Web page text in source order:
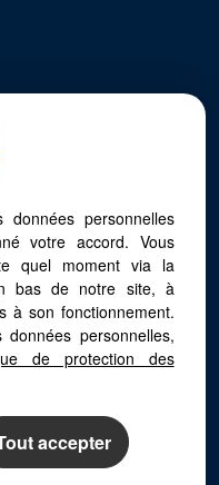
données personnelles
votre accord. Vous
quel moment via la
bas de notre site, à
à son fonctionnement.
personnelles,
de protection des
accepter